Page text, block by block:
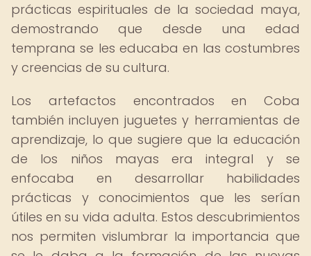
prácticas espirituales de la sociedad maya,
demostrando que desde una edad
temprana se les educaba en las costumbres
y creencias de su cultura.
Los artefactos encontrados en Coba
también incluyen juguetes y herramientas de
aprendizaje, lo que sugiere que la educación
de los niños mayas era integral y se
enfocaba en desarrollar habilidades
prácticas y conocimientos que les serían
útiles en su vida adulta. Estos descubrimientos
nos permiten vislumbrar la importancia que